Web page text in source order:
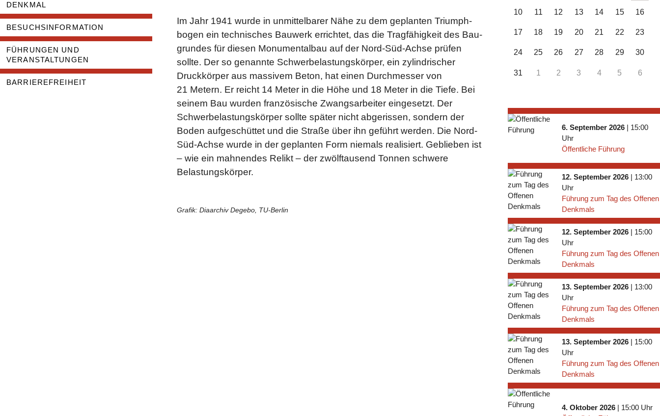
Im Jahr 1941 wurde in unmittel­barer Nähe zu dem geplanten Triumph­
bogen ein tech­nisches Bauwerk errichtet, das die Trag­fähigkeit des Bau­
grundes für diesen Monumental­bau auf der Nord-Süd-Achse prüfen
sollte. Der so genannte Schwer­belastungs­körper, ein zylindrischer
Druck­körper aus massivem Beton, hat einen Durch­messer von
21 Metern. Er reicht 14 Meter in die Höhe und 18 Meter in die Tiefe. Bei
seinem Bau wurden französische Zwangs­arbeiter eingesetzt. Der
Schwer­belastungs­körper sollte später nicht abgerissen, sondern der
Boden aufgeschüttet und die Straße über ihn geführt werden. Die Nord-
Süd-Achse wurde in der geplanten Form niemals realisiert. Geblieben ist
– wie ein mahnendes Relikt – der zwölf­tausend Tonnen schwere
Belastungskörper.
Grafik: Diaarchiv Degebo, TU-Berlin
DENKMAL
BESUCHS­INFORMATION
FÜHRUNGEN UND
VERANSTALTUNGEN
BARRIEREFREIHEIT
10 11 12 13 14 15 16
17 18 19 20 21 22 23
24 25 26 27 28 29 30
31 1 2 3 4 5 6
6. September 2026| 15:00
Uhr
Öffentliche Führung
12. September 2026| 13:00
Uhr
Führung zum Tag des Offenen
Denkmals
12. September 2026| 15:00
Uhr
Führung zum Tag des Offenen
Denkmals
13. September 2026| 13:00
Uhr
Führung zum Tag des Offenen
Denkmals
13. September 2026| 15:00
Uhr
Führung zum Tag des Offenen
Denkmals
4. Oktober 2026| 15:00 Uhr